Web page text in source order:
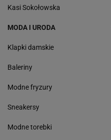
Kasi Sokołowska
MODA I URODA
Klapki damskie
Baleriny
Modne fryzury
Sneakersy
Modne torebki